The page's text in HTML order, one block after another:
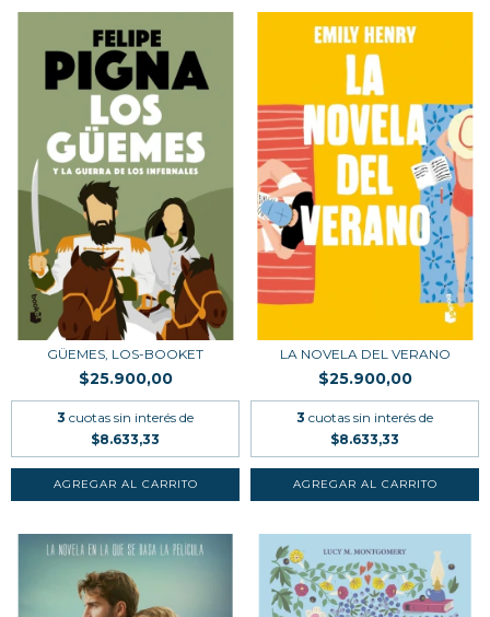
GÜEMES, LOS-BOOKET
$25.900,00
3 cuotas sin interés de
$8.633,33
LA NOVELA DEL VERANO
$25.900,00
3 cuotas sin interés de
$8.633,33